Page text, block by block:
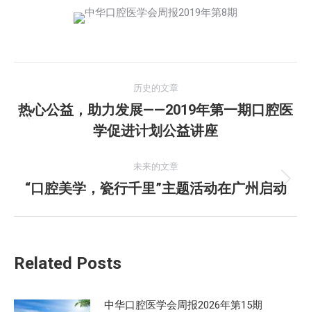
章
历史的文章
史
文
章：
热心公益，助力发展——2019年第一期口腔医
学促进计划公益讲座
未来的文章
未
“口腔美学，瓷行千里”主题活动在广州启动
Related Posts
中华口腔医学会周报2026年第15期